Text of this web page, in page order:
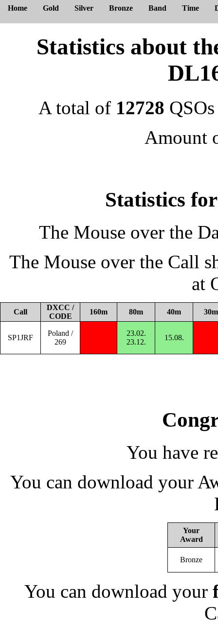
Home Gold Silver Bronze Band Time
Statistics about
A total of 12728
Amount
Statistics
The Mouse over the
The Mouse over the Call
at
Call
DXCC /
CODE
160m 80m 40m 30m
SP1JRF
Poland /
269
23.02.
23.12.
15.08.
You have
You can download your
Your
Award
Bronze
You can download your